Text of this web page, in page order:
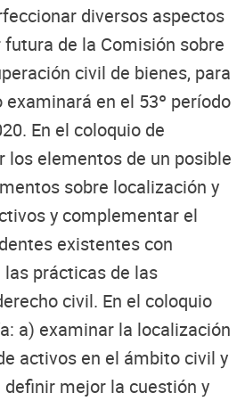
diversos aspectos
de la Comisión sobre
civil de bienes, para
en el 53º período
En el coloquio de
los elementos de un posible
sobre localización y
y complementar el
existentes con
prácticas de las
civil. En el coloquio
a) examinar la localización
activos en el ámbito civil y
definir mejor la cuestión y